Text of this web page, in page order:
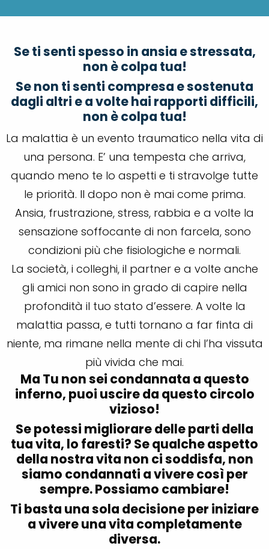
Se ti senti spesso in ansia e stressata,
non è colpa tua!
Se non ti senti compresa e sostenuta
dagli altri e a volte hai rapporti difficili,
non è colpa tua!
La malattia è un evento traumatico nella vita di
una persona. E’ una tempesta che arriva,
quando meno te lo aspetti e ti stravolge tutte
le priorità. Il dopo non è mai come prima.
Ansia, frustrazione, stress, rabbia e a volte la
sensazione soffocante di non farcela, sono
condizioni più che fisiologiche e normali.
La società, i colleghi, il partner e a volte anche
gli amici non sono in grado di capire nella
profondità il tuo stato d’essere. A volte la
malattia passa, e tutti tornano a far finta di
niente, ma rimane nella mente di chi l’ha vissuta
più vivida che mai.
Ma Tu non sei condannata a questo
inferno, puoi uscire da questo circolo
vizioso!
Se potessi migliorare delle parti della
tua vita, lo faresti? Se qualche aspetto
della nostra vita non ci soddisfa, non
siamo condannati a vivere così per
sempre. Possiamo cambiare!
Ti basta una sola decisione per iniziare
a vivere una vita completamente
diversa.